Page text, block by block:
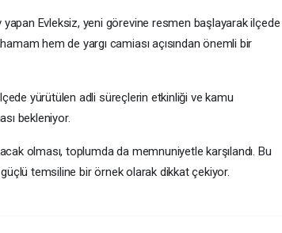
Evleksiz, yeni görevine resmen başlayarak ilçede
hem de yargı camiası açısından önemli bir
yürütülen adli süreçlerin etkinliği ve kamu
bekleniyor.
olması, toplumda da memnuniyetle karşılandı. Bu
temsiline bir örnek olarak dikkat çekiyor.